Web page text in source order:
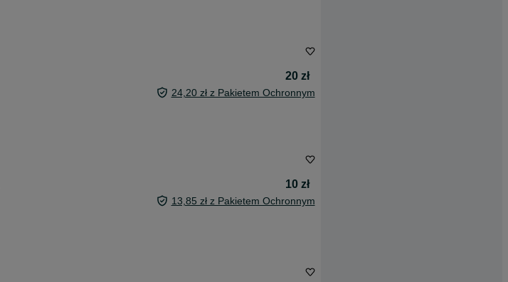
20 zł
24,20 zł z Pakietem Ochronnym
10 zł
13,85 zł z Pakietem Ochronnym